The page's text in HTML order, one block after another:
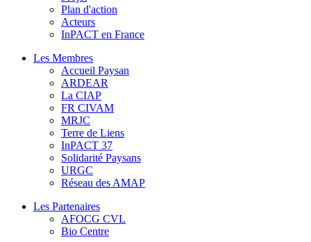
Plan d'action
Acteurs
InPACT en France
Les Membres
Accueil Paysan
ARDEAR
La CIAP
FR CIVAM
MRJC
Terre de Liens
InPACT 37
Solidarité Paysans
URGC
Réseau des AMAP
Les Partenaires
AFOCG CVL
Bio Centre